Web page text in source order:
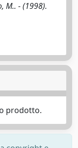
M.. - (1998).
prodotto.